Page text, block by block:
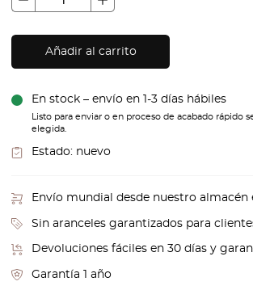
Añadir al carrito
En stock – envío en 1-3 días hábiles
Listo para enviar o en proceso de acabado rápido
elegida.
Estado: nuevo
Envío mundial desde nuestro almacén
Sin aranceles garantizados para
Devoluciones fáciles en 30 días y
Garantía 1 año